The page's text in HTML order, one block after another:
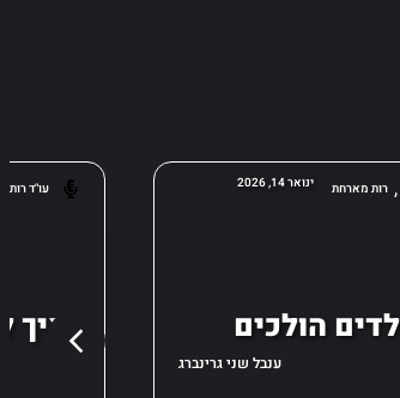
עו"ד רות
איך
, רות מארחת ינואר 14, 2026
הולכים
ענבל שני גרינברג